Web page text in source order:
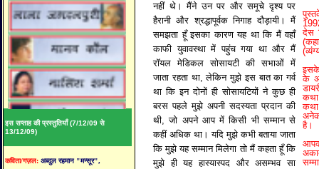
इस सप्ताह की प्रस्तुतियाँ (7/12/09 से
13/12/09)
कविता/गज़ल: अब्दुल रहमान "मन्सूर",
देस
के
कथा
है।
नहीं थे। मैंने उन पर और समूचे दृश्य पर
हैरानी और श्रद्धापूर्वक निगाह दौड़ायी। मैं
समझता हूँ इसका कारण यह था कि मैं वहाँ
काफी युवावस्था में पहुंच गया था और मैं
रॉयल मेडिकल सोसायटी की सभाओं में
जाता रहता था, लेकिन मुझे इस बात का गर्व
था कि इन दोनों ही सोसायटियों ने कुछ ही
बरस पहले मुझे अपनी सदस्यता प्रदान की
थी, जो अपने आप में किसी भी सम्मान से
कहीं अधिक था। यदि मुझे कभी बताया जाता
कि मुझे यह सम्मान मिलेगा तो मैं कहता हूँ कि
मुझे ही यह हास्यास्पद और असम्भव सा